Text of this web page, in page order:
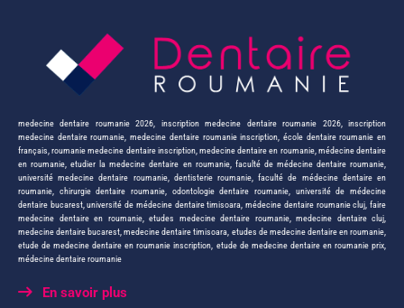
medecine dentaire roumanie 2026 inscription medecine dentaire roumanie 2026,inscription
medecine dentaire roumanie ,medecine dentaire roumanie inscription école dentaire roumanie en
français ,roumanie medecine dentaire inscription,medecine dentaire en roumanie, médecine dentaire
en roumanie ,etudier la medecine dentaire en roumanie, faculté de médecine dentaire roumanie
université medecine dentaire roumanie, dentisterie roumanie ,faculté de médecine dentaire en
roumanie
chirurgie dentaire roumanie odontologie dentaire roumanie
université de médecine
dentaire bucarest,université de médecine dentaire timisoara ,médecine dentaire roumanie cluj ,faire
medecine dentaire en roumanie, etudes medecine dentaire roumanie, medecine dentaire cluj
medecine dentaire bucarest ,medecine dentaire timisoara etudes de medecine dentaire en roumanie
etude de medecine dentaire en roumanie inscription etude de medecine dentaire en roumanie prix
médecine dentaire roumanie
En savoir plus